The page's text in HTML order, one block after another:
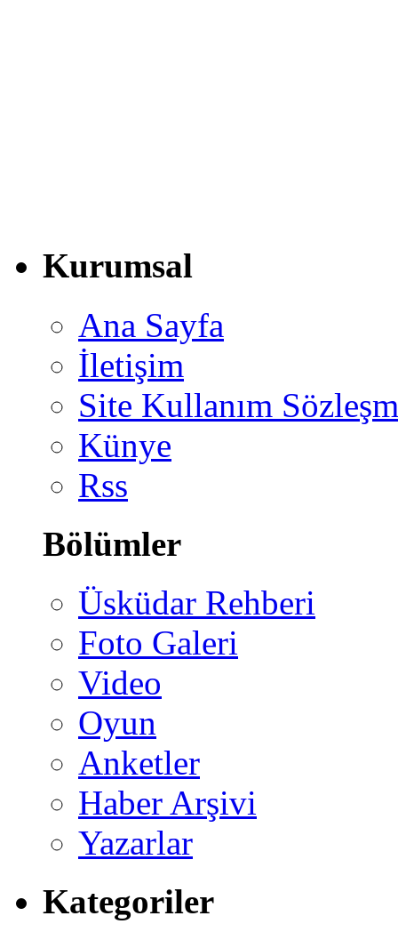
Kurumsal
Ana Sayfa
İletişim
Site Kullanım
Künye
Rss
Bölümler
Üsküdar Rehberi
Foto Galeri
Video
Oyun
Anketler
Haber Arşivi
Yazarlar
Kategoriler